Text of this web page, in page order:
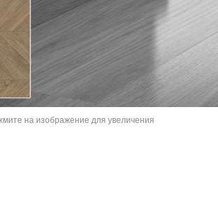
на изображение для увеличения